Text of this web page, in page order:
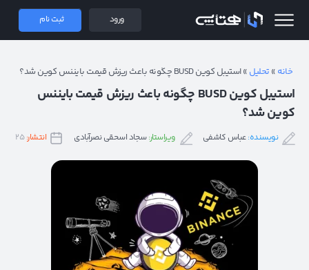
همتاپی ورود ثبت نام
خانه » تحلیل »استیبل کوین BUSD چگونه باعث ریزش قیمت بایننس کوین شد؟
استیبل کوین BUSD چگونه باعث ریزش قیمت بایننس
کوین شد؟
نویسنده:عباس کاشفی ویراستار:سجاد اسحقی نصرآبادی انتشار:۲۵ بهمن ۱۴۰۱